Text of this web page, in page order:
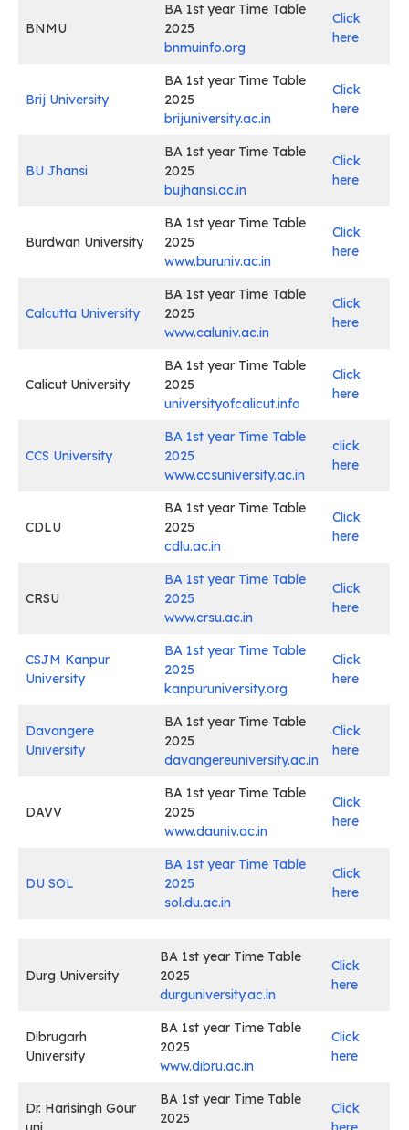
BNMU
BA 1st year Time Table
2025
bnmuinfo.org
Click
here
Brij University
BA 1st year Time Table
2025
brijuniversity.ac.in
Click
here
BU Jhansi
BA 1st year Time Table
2025
bujhansi.ac.in
Click
here
Burdwan University
BA 1st year Time Table
2025
www.buruniv.ac.in
Click
here
Calcutta University
BA 1st year Time Table
2025
www.caluniv.ac.in
Click
here
Calicut University
BA 1st year Time Table
2025
universityofcalicut.info
Click
here
CCS University
BA 1st year Time Table
2025
www.ccsuniversity.ac.in
click
here
CDLU
BA 1st year Time Table
2025
cdlu.ac.in
Click
here
CRSU
BA 1st year Time Table
2025
www.crsu.ac.in
Click
here
CSJM Kanpur
University
BA 1st year Time Table
2025
kanpuruniversity.org
Click
here
Davangere
University
BA 1st year Time Table
2025
davangereuniversity.ac.in
Click
here
DAVV
BA 1st year Time Table
2025
www.dauniv.ac.in
Click
here
DU SOL
BA 1st year Time Table
2025
sol.du.ac.in
Click
here
Durg University
BA 1st year Time Table
2025
durguniversity.ac.in
Click
here
Dibrugarh
University
BA 1st year Time Table
2025
www.dibru.ac.in
Click
here
Dr. Harisingh Gour
BA 1st year Time Table
2025
Click